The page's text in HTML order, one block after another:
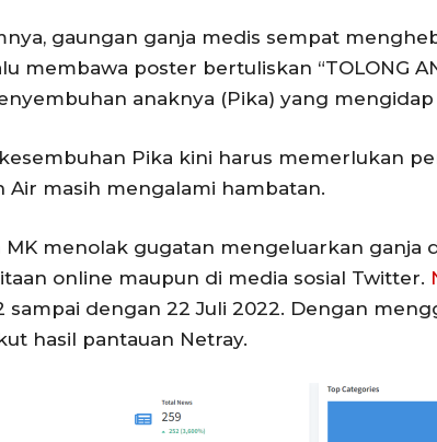
gaungan ganja medis sempat
membawa poster bertuliskan “TOLONG
anaknya (Pika) yang mengidap
Pika kini harus memerlukan
Air masih mengalami hambatan.
MK menolak gugatan mengeluarkan
online maupun di media sosial Twitter.
sampai dengan 22 Juli 2022. Dengan
hasil pantauan Netray.